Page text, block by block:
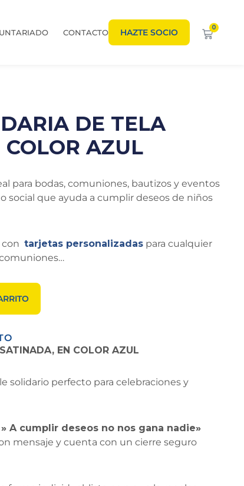
CONTACTO HAZTE SOCIO 0
DE TELA
AZUL
para bodas, comuniones, bautizos y eventos
social que ayuda a cumplir deseos de niños
tarjetas personalizadas para cualquier
EN COLOR AZUL
solidario perfecto para celebraciones y
» A cumplir deseos no nos gana nadie»
mensaje y cuenta con un cierre seguro